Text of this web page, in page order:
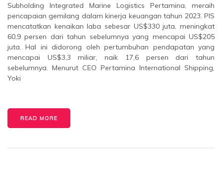
Subholding Integrated Marine Logistics Pertamina, meraih
pencapaian gemilang dalam kinerja keuangan tahun 2023. PIS
mencatatkan kenaikan laba sebesar US$330 juta, meningkat
60,9 persen dari tahun sebelumnya yang mencapai US$205
juta. Hal ini didorong oleh pertumbuhan pendapatan yang
mencapai US$3,3 miliar, naik 17,6 persen dari tahun
sebelumnya. Menurut CEO Pertamina International Shipping,
Yoki
READ MORE